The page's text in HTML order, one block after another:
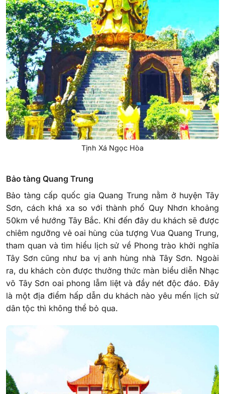
Tịnh Xá Ngọc Hòa
Bảo tàng Quang Trung
Bảo tàng cấp quốc gia Quang Trung nằm ở huyện Tây
Sơn, cách khá xa so với thành phố Quy Nhơn khoảng
50km về hướng Tây Bắc. Khi đến đây du khách sẽ được
chiêm ngưỡng vẻ oai hùng của tượng Vua Quang Trung,
tham quan và tìm hiểu lịch sử về Phong trào khởi nghĩa
Tây Sơn cũng như ba vị anh hùng nhà Tây Sơn. Ngoài
ra, du khách còn được thưởng thức màn biểu diễn Nhạc
võ Tây Sơn oai phong lẫm liệt và đầy nét độc đáo. Đây
là một địa điểm hấp dẫn du khách nào yêu mến lịch sử
dân tộc thì không thể bỏ qua.